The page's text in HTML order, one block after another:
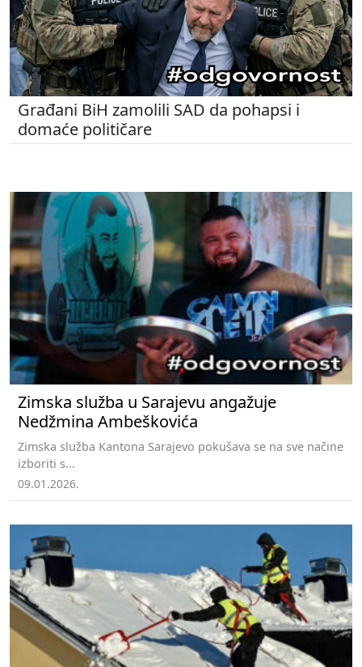
Građani BiH zamolili SAD da pohapsi i
domaće političare
Zimska služba u Sarajevu angažuje
Nedžmina Ambeškovića
Zimska služba Kantona Sarajevo pokušava se na sve načine
izboriti s...
09.01.2026.